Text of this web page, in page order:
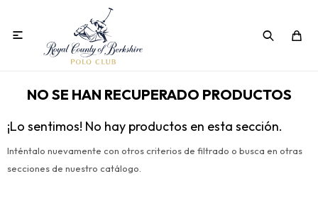

NO SE HAN RECUPERADO PRODUCTOS
¡Lo sentimos! No hay productos en esta sección.
Inténtalo nuevamente con otros criterios de filtrado o busca en otras
secciones de nuestro catálogo.